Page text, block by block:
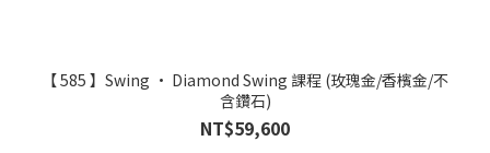
【 585 】Swing • Diamond Swing 課程 (玫瑰金/香檳金/不
含鑽石)
NT$59,600